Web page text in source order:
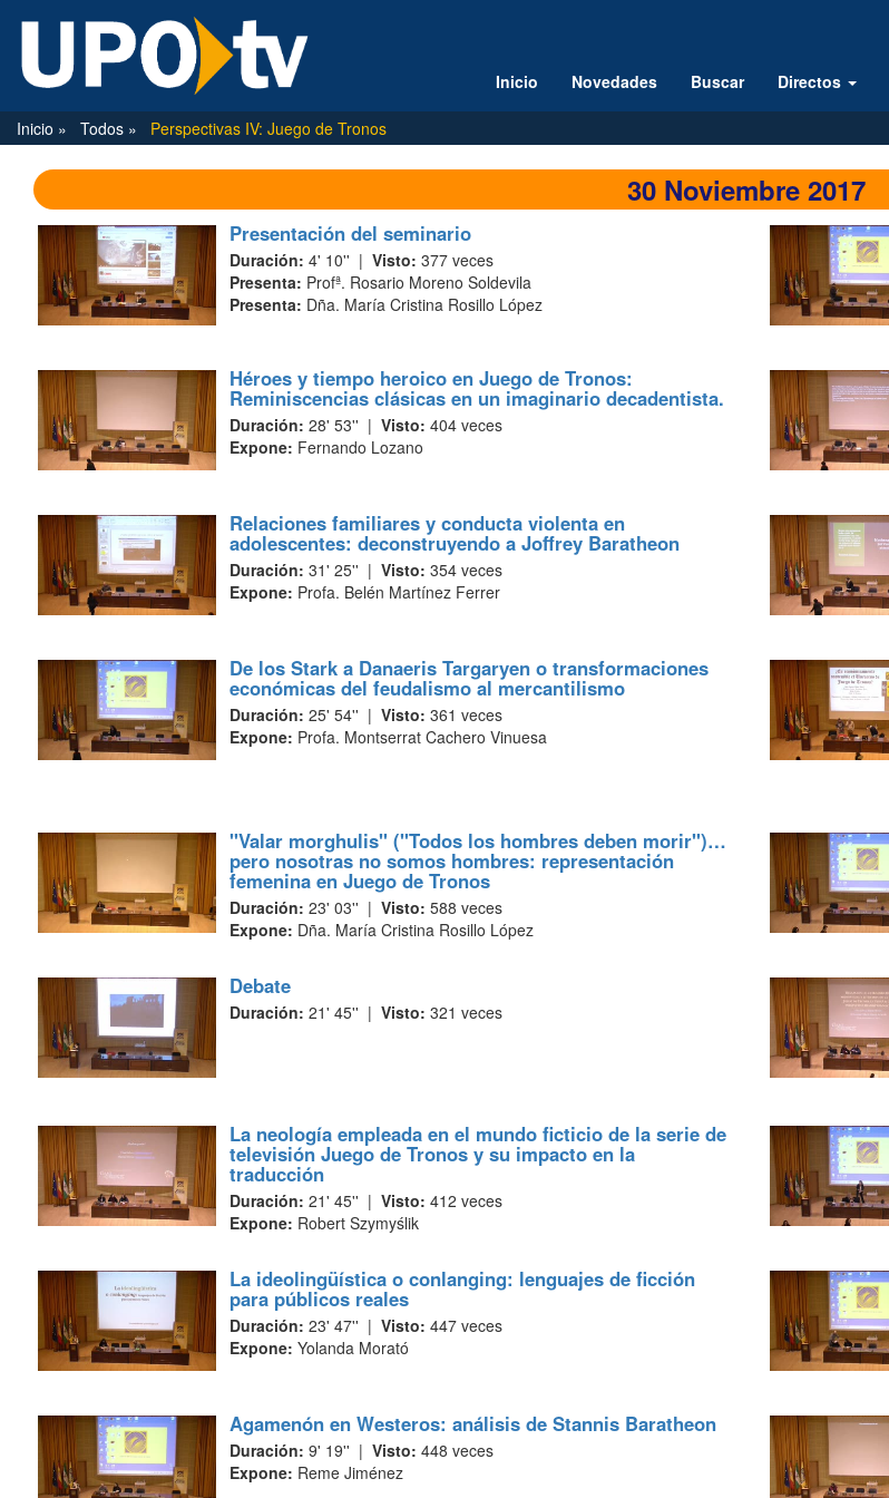
Inicio Novedades Buscar Directos
Inicio Todos Perspectivas IV: Juego de Tronos
30 Noviembre 2017
Presentación del seminario
Duración: 4' 10'' | Visto: 377 veces
Presenta: Profª. Rosario Moreno Soldevila
Presenta: Dña. María Cristina Rosillo López
Héroes y tiempo heroico en Juego de Tronos:
Reminiscencias clásicas en un imaginario decadentista.
Duración: 28' 53'' | Visto: 404 veces
Expone: Fernando Lozano
Relaciones familiares y conducta violenta en
adolescentes: deconstruyendo a Joffrey Baratheon
Duración: 31' 25'' | Visto: 354 veces
Expone: Profa. Belén Martínez Ferrer
De los Stark a Danaeris Targaryen o transformaciones
económicas del feudalismo al mercantilismo
Duración: 25' 54'' | Visto: 361 veces
Expone: Profa. Montserrat Cachero Vinuesa
"Valar morghulis" ("Todos los hombres deben morir")…
pero nosotras no somos hombres: representación
femenina en Juego de Tronos
Duración: 23' 03'' | Visto: 588 veces
Expone: Dña. María Cristina Rosillo López
Debate
Duración: 21' 45'' | Visto: 321 veces
La neología empleada en el mundo ficticio de la serie de
televisión Juego de Tronos y su impacto en la
traducción
Duración: 21' 45'' | Visto: 412 veces
Expone: Robert Szymyślik
La ideolingüística o conlanging: lenguajes de ficción
para públicos reales
Duración: 23' 47'' | Visto: 447 veces
Expone: Yolanda Morató
Agamenón en Westeros: análisis de Stannis Baratheon
Duración: 9' 19'' | Visto: 448 veces
Expone: Reme Jiménez